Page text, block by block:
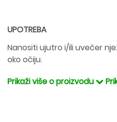
UPOTREBA
Nanositi ujutro i/ili uvečer
oko očiju.
Prikaži više o proizvodu